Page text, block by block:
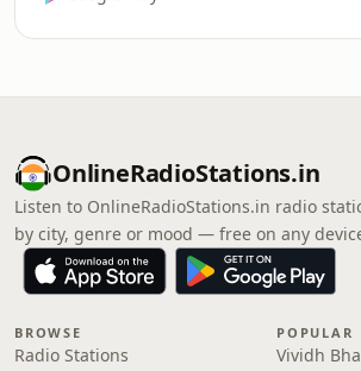
OnlineRadioStations.in
Listen to OnlineRadioStations.in radio
by city, genre or mood — free on any
BROWSE
Radio Stations
POPULAR
Vividh